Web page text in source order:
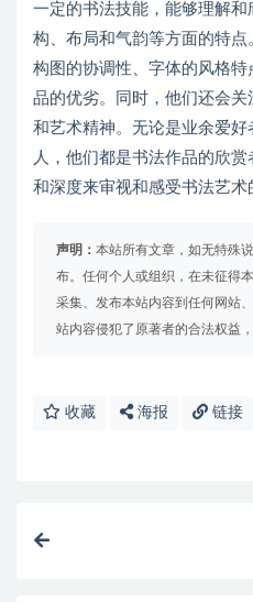
一定的书法技能，能够理解
构、布局和气韵等方面的特点
构图的协调性、字体的风格
品的优劣。同时，他们还会
和艺术精神。无论是业余爱
人，他们都是书法作品的欣
和深度来审视和感受书法艺术
声明： 本站所有文章，如无特殊
布。任何个人或组织，在未征得
采集、发布本站内容到任何网站
站内容侵犯了原著者的合法权益
收藏 海报 链接